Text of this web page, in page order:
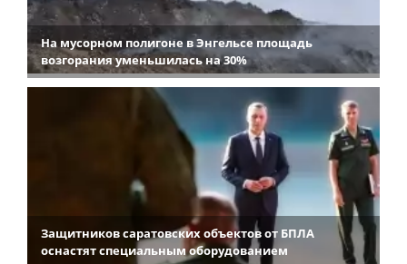
На мусорном полигоне в Энгельсе площадь
возгорания уменьшилась на 30%
Защитников саратовских объектов от БПЛА
оснастят специальным оборудованием